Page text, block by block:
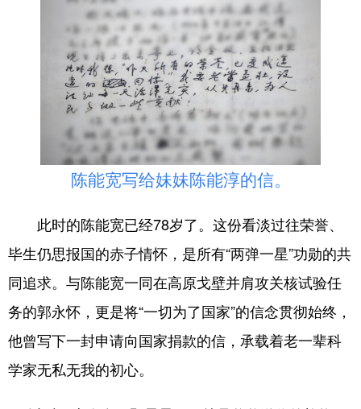
陈能宽写给妹妹陈能淳的信。
此时的陈能宽已经78岁了。这份看淡过往荣誉、
毕生仍思报国的赤子情怀，是所有“两弹一星”功勋的共
同追求。与陈能宽一同在高原戈壁并肩攻关核试验任
务的郭永怀，更是将“一切为了国家”的信念贯彻始终，
他曾写下一封申请向国家捐款的信，承载着老一辈科
学家无私无我的初心。